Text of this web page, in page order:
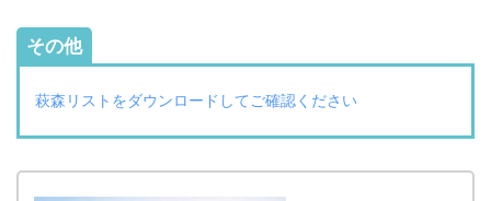
その他
萩森リストをダウンロードしてご確認ください